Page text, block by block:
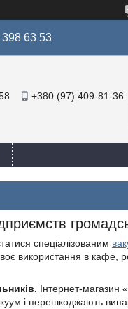
398 63 53
+380 (97) 409-81-36
спеціалізованим
використання в кафе,
Інтернет-магазин «
і перешкоджають